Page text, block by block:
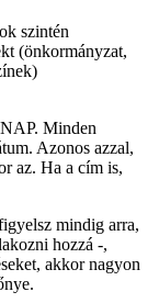
szintén
(önkormányzat,
Minden
Azonos azzal,
az. Ha a cím is,
mindig arra,
hozzá -,
akkor nagyon